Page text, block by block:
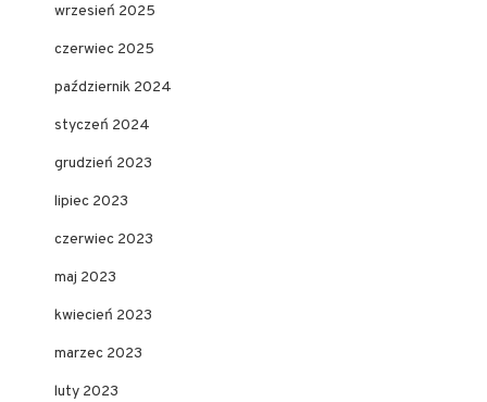
wrzesień 2025
czerwiec 2025
październik 2024
styczeń 2024
grudzień 2023
lipiec 2023
czerwiec 2023
maj 2023
kwiecień 2023
marzec 2023
luty 2023